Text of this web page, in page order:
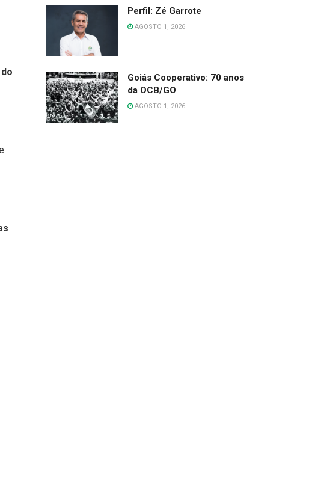
Perfil: Zé Garrote
AGOSTO 1, 2026
Goiás Cooperativo: 70 anos
da OCB/GO
AGOSTO 1, 2026